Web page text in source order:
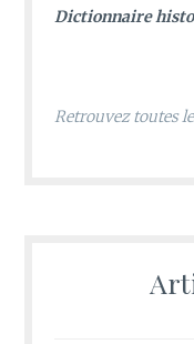
Dictionnaire
Retrouvez toutes